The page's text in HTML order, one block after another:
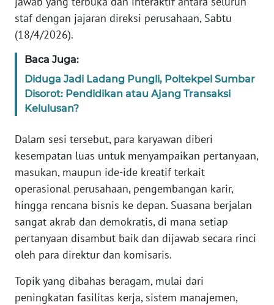
staf dengan jajaran direksi perusahaan, Sabtu
(18/4/2026).
Baca Juga:
Diduga Jadi Ladang Pungli, Poltekpel Sumbar
Disorot: Pendidikan atau Ajang Transaksi
Kelulusan?
Dalam sesi tersebut, para karyawan diberi
kesempatan luas untuk menyampaikan pertanyaan,
masukan, maupun ide-ide kreatif terkait
operasional perusahaan, pengembangan karir,
hingga rencana bisnis ke depan. Suasana berjalan
sangat akrab dan demokratis, di mana setiap
pertanyaan disambut baik dan dijawab secara rinci
oleh para direktur dan komisaris.
Topik yang dibahas beragam, mulai dari
peningkatan fasilitas kerja, sistem manajemen,
WN
SUMUT
WN
WN
JABAR
WN
BANTEN
WN
NTT
WN
KEPRI
WN
PAPUA